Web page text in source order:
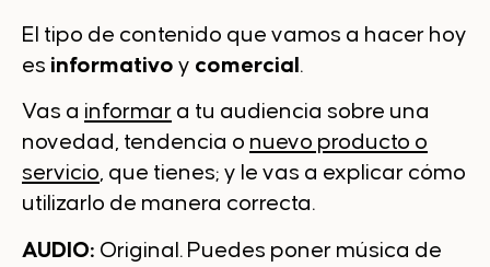
El tipo de contenido que vamos a hacer hoy
es informativo y comercial .
Vas a informar a tu audiencia sobre una
novedad, tendencia o nuevo producto o
servicio, que tienes; y le vas a explicar cómo
utilizarlo de manera correcta.
AUDIO: Original. Puedes poner música de